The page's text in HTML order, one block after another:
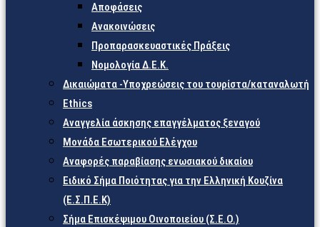
Αποφάσεις
Ανακοινώσεις
Προπαρασκευαστικές Πράξεις
Νομολογία Δ.Ε.Κ.
Δικαιώματα -Υποχρεώσεις του τουρίστα/καταναλωτή
Ethics
Αναγγελία άσκησης επαγγέλματος ξεναγού
Μονάδα Εσωτερικού Ελέγχου
Αναφορές παραβίασης ενωσιακού δικαίου
Ειδικό Σήμα Ποιότητας για την Ελληνική Κουζίνα
(Ε.Σ.Π.Ε.Κ)
Σήμα Επισκέψιμου Οινοποιείου (Σ.Ε.Ο.)